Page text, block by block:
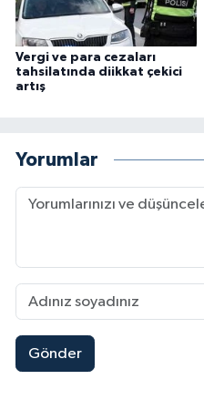
Vergi ve para cezaları
tahsilatında diikkat çekici
artış
Yorumlar
Gönder